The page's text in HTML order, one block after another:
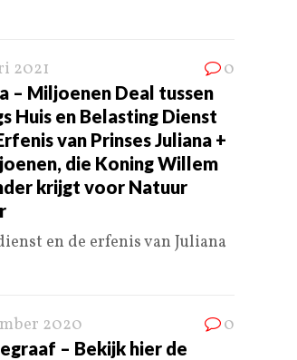
2021 0
– Miljoenen Deal tussen
Huis en Belasting Dienst
van Prinses Juliana +
die Koning Willem
krijgt voor Natuur
en de erfenis van Juliana
2020 0
– Bekijk hier de